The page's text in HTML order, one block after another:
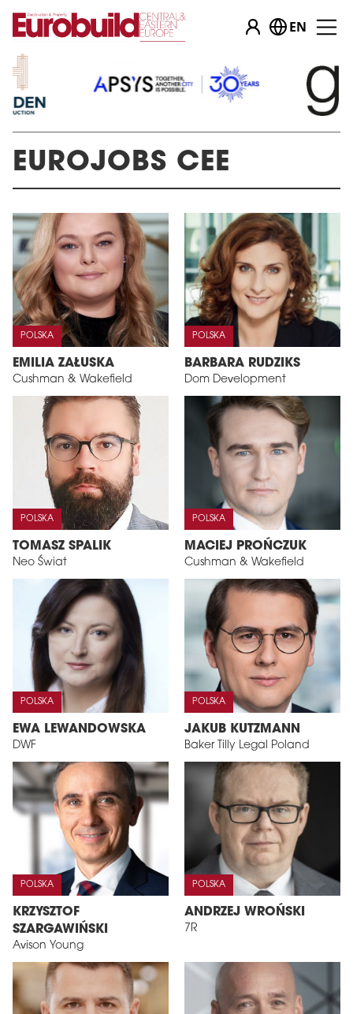
EN
EUROJOBS CEE
POLSKA
EMILIA ZAŁUSKA
Cushman & Wakefield
POLSKA
BARBARA RUDZIKS
Dom Development
POLSKA
TOMASZ SPALIK
Neo Świat
POLSKA
MACIEJ PROŃCZUK
Cushman & Wakefield
POLSKA
EWA LEWANDOWSKA
DWF
POLSKA
JAKUB KUTZMANN
Baker Tilly Legal Poland
POLSKA
KRZYSZTOF
SZARGAWIŃSKI
Avison Young
POLSKA
ANDRZEJ WROŃSKI
7R